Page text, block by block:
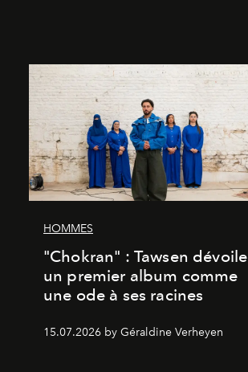
HOMMES
"Chokran" : Tawsen dévoile
un premier album comme
une ode à ses racines
15.07.2026 by Géraldine Verheyen